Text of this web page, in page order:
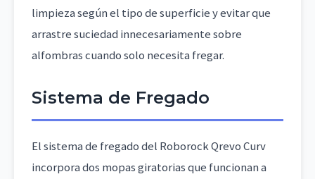
limpieza según el tipo de superficie y evitar que
arrastre suciedad innecesariamente sobre
alfombras cuando solo necesita fregar.
Sistema de Fregado
El sistema de fregado del Roborock Qrevo Curv
incorpora dos mopas giratorias que funcionan a